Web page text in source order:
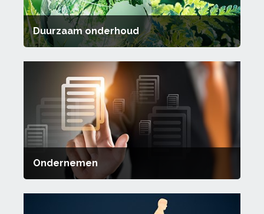
Duurzaam onderhoud
Ondernemen